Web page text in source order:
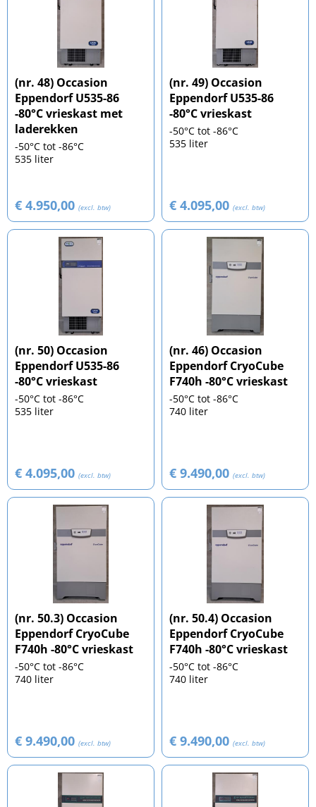
(nr. 48) Occasion
Eppendorf U535-86
-80°C vrieskast met
laderekken
-50°C tot -86°C
535 liter
€ 4.950,00 (excl. btw)
(nr. 49) Occasion
Eppendorf U535-86
-80°C vrieskast
-50°C tot -86°C
535 liter
€ 4.095,00 (excl. btw)
(nr. 50) Occasion
Eppendorf U535-86
-80°C vrieskast
-50°C tot -86°C
535 liter
€ 4.095,00 (excl. btw)
(nr. 46) Occasion
Eppendorf CryoCube
F740h -80°C vrieskast
-50°C tot -86°C
740 liter
€ 9.490,00 (excl. btw)
(nr. 50.3) Occasion
Eppendorf CryoCube
F740h -80°C vrieskast
-50°C tot -86°C
740 liter
€ 9.490,00 (excl. btw)
(nr. 50.4) Occasion
Eppendorf CryoCube
F740h -80°C vrieskast
-50°C tot -86°C
740 liter
€ 9.490,00 (excl. btw)